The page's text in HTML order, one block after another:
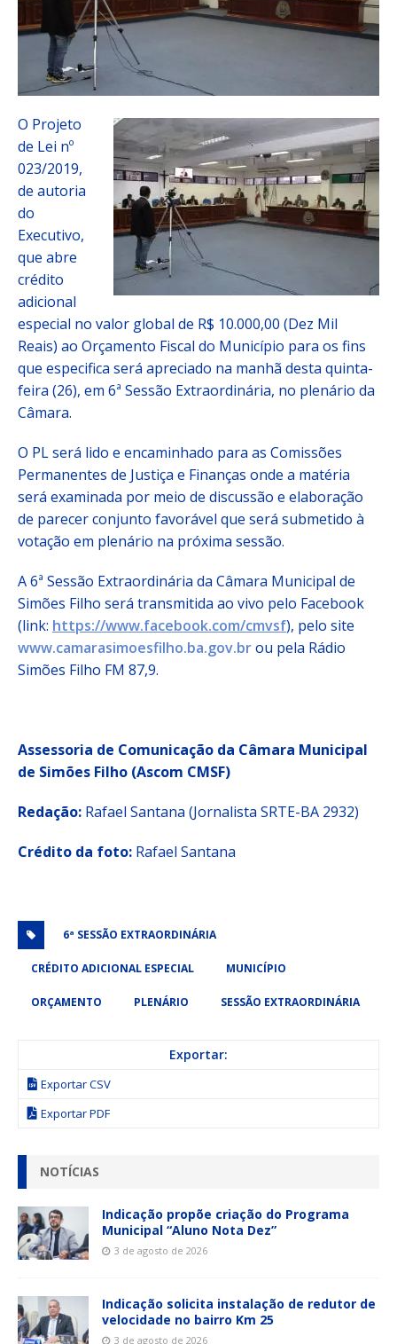
O Projeto
de Lei nº
023/2019,
de autoria
do
Executivo,
que abre
crédito
adicional
especial no valor global de R$ 10.000,00 (Dez Mil
Reais) ao Orçamento Fiscal do Município para os fins
que especifica será apreciado na manhã desta quinta-
feira (26), em 6ª Sessão Extraordinária, no plenário da
Câmara.
O PL será lido e encaminhado para as Comissões
Permanentes de Justiça e Finanças onde a matéria
será examinada por meio de discussão e elaboração
de parecer conjunto favorável que será submetido à
votação em plenário na próxima sessão.
A 6ª Sessão Extraordinária da Câmara Municipal de
Simões Filho será transmitida ao vivo pelo Facebook
(link: https://www.facebook.com/cmvsf​), pelo site
www.camarasimoesfilho.ba.gov.brou pela Rádio
Simões Filho FM 87,9.
Assessoria de Comunicação da Câmara Municipal
de Simões Filho (Ascom CMSF)
Redação: Rafael Santana (Jornalista SRTE-BA 2932)
Crédito da foto: Rafael Santana
6ª SESSÃO EXTRAORDINÁRIA
CRÉDITO ADICIONAL ESPECIAL MUNICÍPIO
ORÇAMENTO PLENÁRIO SESSÃO EXTRAORDINÁRIA
Exportar:
Exportar CSV
Exportar PDF
NOTÍCIAS
Indicação propõe criação do Programa
Municipal “Aluno Nota Dez”
3 de agosto de 2026
Indicação solicita instalação de redutor de
velocidade no bairro Km 25
3 de agosto de 2026